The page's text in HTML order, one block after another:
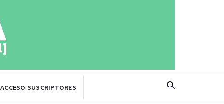
ACCESO SUSCRIPTORES